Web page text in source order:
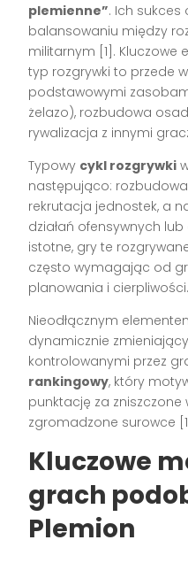
plemienne”. Ich
balansowaniu między
militarnym [1]. Kluczowe
typ rozgrywki to przede
podstawowymi
żelazo), rozbudowa
rywalizacja z innymi
Typowy cykl rozgrywki
następująco:
rekrutacja jednostek, a
działań ofensywnych
istotne, gry te
często wymagając od
planowania i cierpliwości.
Nieodłącznym
dynamicznie
kontrolowanymi przez
rankingowy, który
punktację za zniszczone
zgromadzone surowce
Kluczowe
grach
Plemion